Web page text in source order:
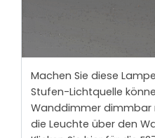
Machen Sie diese
Stufen-Lichtquelle
Wanddimmer dimmbar
die Leuchte über den